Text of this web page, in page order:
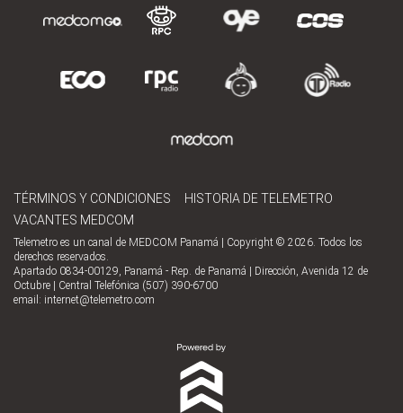
TÉRMINOS Y CONDICIONES
HISTORIA DE TELEMETRO
VACANTES MEDCOM
Telemetro es un canal de MEDCOM Panamá | Copyright © 2026. Todos los
derechos reservados.
Apartado 0834-00129, Panamá - Rep. de Panamá | Dirección, Avenida 12 de
Octubre | Central Telefónica (507) 390-6700
email: internet@telemetro.com